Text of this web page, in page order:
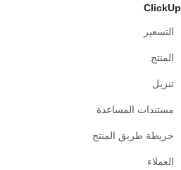
ClickUp
التسعير
المنتج
تنزيل
مستندات المساعدة
خريطة طريق المنتج
العملاء